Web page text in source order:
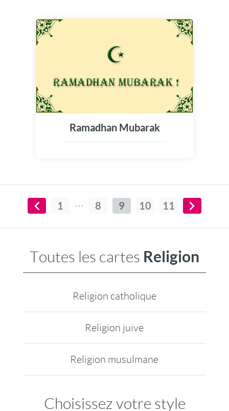
Ramadhan Mubarak
1 8 9 10 11
Toutes les cartes Religion
Religion catholique
Religion juive
Religion musulmane
Choisissez votre style